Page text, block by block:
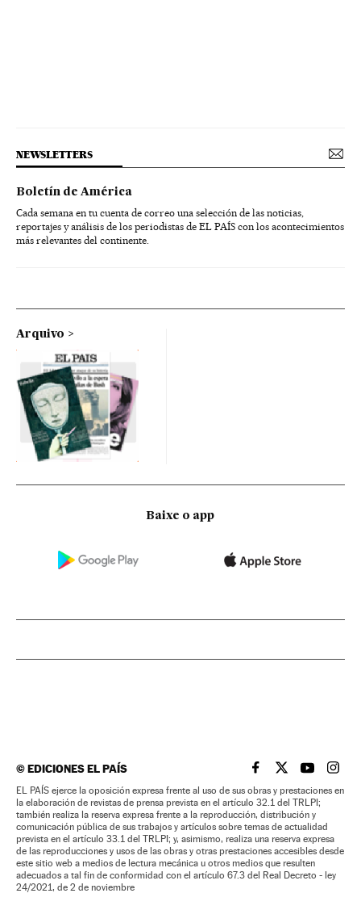
NEWSLETTERS
Boletín de América
Cada semana en tu cuenta de correo una selección de las noticias,
reportajes y análisis de los periodistas de EL PAÍS con los acontecimientos
más relevantes del continente.
Arquivo
Baixe o app
©EDICIONES EL PAÍS EL PAÍS BRASIL EN
EL PAÍSEL PAÍS
EL
EL PAÍS ejerce la oposición expresa frente al uso de sus obras y prestaciones en
la elaboración de revistas de prensa prevista en el artículo 32.1 del TRLPI;
también realiza la reserva expresa frente a la reproducción, distribución y
comunicación pública de sus trabajos y artículos sobre temas de actualidad
prevista en el artículo 33.1 del TRLPI; y, asimismo, realiza una reserva expresa
de las reproducciones y usos de las obras y otras prestaciones accesibles desde
este sitio web a medios de lectura mecánica u otros medios que resulten
adecuados a tal fin de conformidad con el artículo 67.3 del Real Decreto - ley
24/2021, de 2 de noviembre